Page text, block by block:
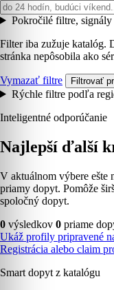
Pokročilé filtre,
Filter iba zužuje katalóg.
stránka nepôsobila ako
Vymazať filtre Filtrovať
Rýchle filtre podľa
Inteligentné odporúčanie
Najlepší ďalší
V aktuálnom výbere ešte
priamy dopyt. Pomôže
spoločný dopyt.
0 výsledkov 0 priame
Ukáž profily pripravené
Registrácia alebo claim
Smart dopyt z katalógu